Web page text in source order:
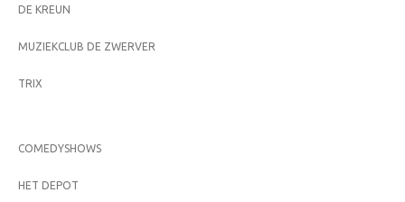
DE KREUN
MUZIEKCLUB DE ZWERVER
TRIX
COMEDYSHOWS
HET DEPOT